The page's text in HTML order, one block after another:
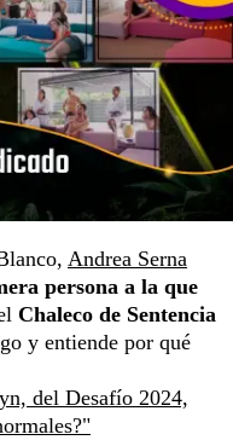
, Andrea Serna
persona a la que
Chaleco de Sentencia
y entiende por qué
del Desafío 2024,